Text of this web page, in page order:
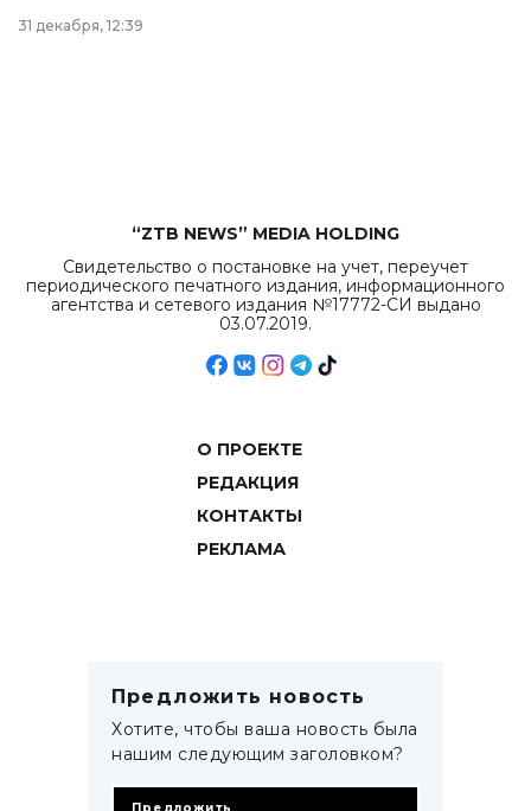
в Астане из
республиканского
31 декабря, 12:39
“ZTB NEWS” MEDIA HOLDING
Свидетельство о постановке на учет, переучет
периодического печатного издания, информационного
агентства и сетевого издания №17772-СИ выдано
03.07.2019.
О ПРОЕКТЕ
РЕДАКЦИЯ
КОНТАКТЫ
РЕКЛАМА
Предложить новость
Хотите, чтобы ваша новость была
нашим следующим заголовком?